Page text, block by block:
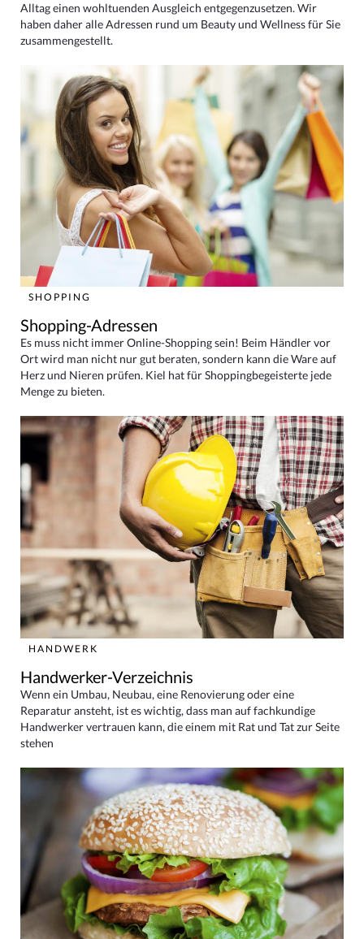
Alltag einen wohltuenden Ausgleich entgegenzusetzen. Wir
haben daher alle Adressen rund um Beauty und Wellness für Sie
zusammengestellt.
SHOPPING
Shopping-Adressen
Es muss nicht immer Online-Shopping sein! Beim Händler vor
Ort wird man nicht nur gut beraten, sondern kann die Ware auf
Herz und Nieren prüfen. Kiel hat für Shoppingbegeisterte jede
Menge zu bieten.
HANDWERK
Handwerker-Verzeichnis
Wenn ein Umbau, Neubau, eine Renovierung oder eine
Reparatur ansteht, ist es wichtig, dass man auf fachkundige
Handwerker vertrauen kann, die einem mit Rat und Tat zur Seite
stehen